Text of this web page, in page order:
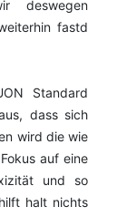
deswegen
fastd
Standard
dass sich
wird die wie
auf eine
und so
halt nichts